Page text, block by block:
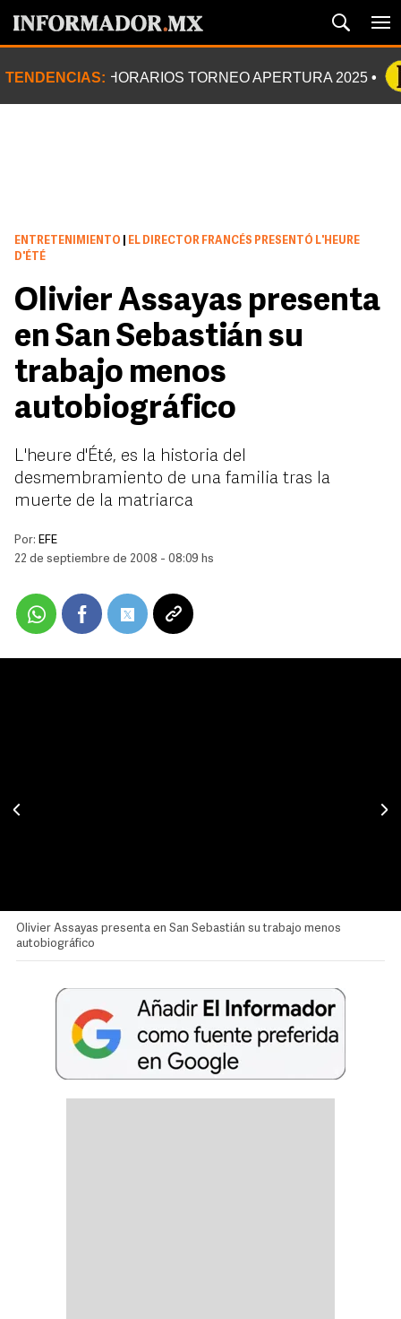
TENDENCIAS: HORARIOS TORNEO APERTURA 2025
ENTRETENIMIENTO
EL DIRECTOR FRANCÉS PRESENTÓ L'HEURE
D'ÉTÉ
Olivier Assayas presenta
en San Sebastián su
trabajo menos
autobiográfico
L'heure d'Été, es la historia del
desmembramiento de una familia tras la
muerte de la matriarca
Por: EFE
22 de septiembre de 2008 - 08:09 hs
Olivier Assayas presenta en San Sebastián su trabajo menos
autobiográfico